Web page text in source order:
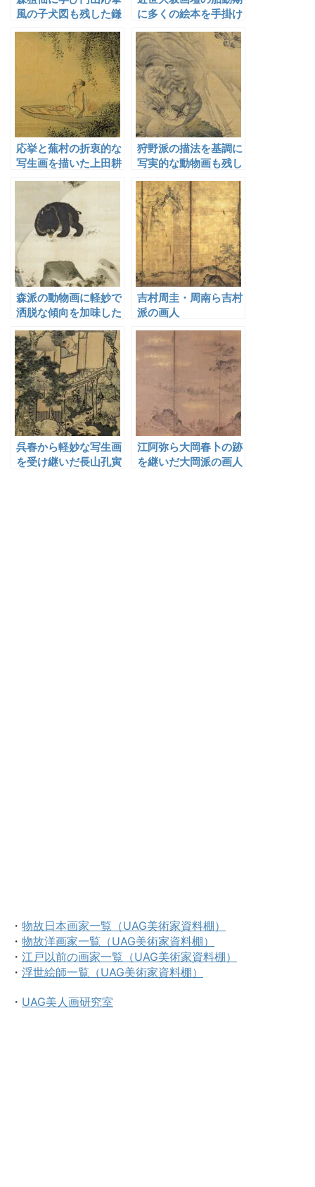
風の子犬図も残した鎌
に多くの絵本を手掛け
応挙と蕪村の折衷的な
写生画を描いた上田耕
狩野派の描法を基調に
写実的な動物画も残し
森派の動物画に軽妙で
洒脱な傾向を加味した
吉村周圭・周南ら吉村
派の画人
呉春から軽妙な写生画
を受け継いだ長山孔寅
江阿弥ら大岡春卜の跡
を継いだ大岡派の画人
・ 物故日本画家一覧（UAG美術家資料棚）
・ 物故洋画家一覧（UAG美術家資料棚）
・ 江戸以前の画家一覧（UAG美術家資料棚）
・ 浮世絵師一覧（UAG美術家資料棚）
・ UAG美人画研究室